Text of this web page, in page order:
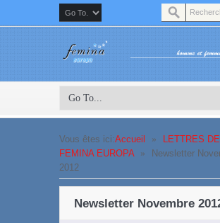
Vous êtes ici:Accueil »
LETTRES DE
FEMINA EUROPA
»
Newsletter
2012
Newsletter Novembre